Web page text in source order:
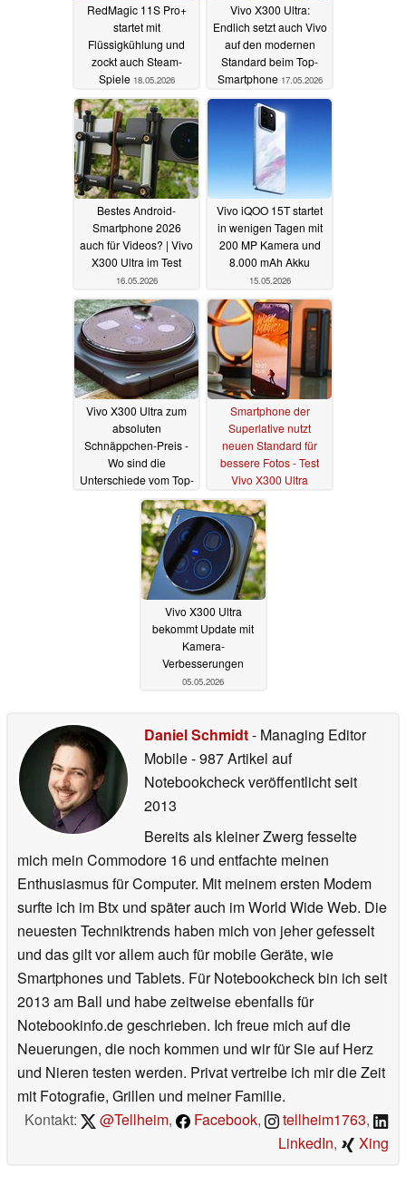
RedMagic 11S Pro+
startet mit
Flüssigkühlung und
zockt auch Steam-
Spiele 18.05.2026
Vivo X300 Ultra:
Endlich setzt auch Vivo
auf den modernen
Standard beim Top-
Smartphone 17.05.2026
Bestes Android-
Smartphone 2026
auch für Videos? | Vivo
X300 Ultra im Test
16.05.2026
Vivo iQOO 15T startet
in wenigen Tagen mit
200 MP Kamera und
8.000 mAh Akku
15.05.2026
Vivo X300 Ultra zum
absoluten
Schnäppchen-Preis -
Wo sind die
Unterschiede vom Top-
Smartphone beim
14.05.2026
Smartphone der
Superlative nutzt
neuen Standard für
bessere Fotos - Test
Vivo X300 Ultra
13.05.2026
Vivo X300 Ultra
bekommt Update mit
Kamera-
Verbesserungen
05.05.2026
Daniel Schmidt- Managing Editor
Mobile- 987 Artikel auf
Notebookcheck veröffentlichtseit
2013
Bereits als kleiner Zwerg fesselte
mich mein Commodore 16 und entfachte meinen
Enthusiasmus für Computer. Mit meinem ersten Modem
surfte ich im Btx und später auch im World Wide Web. Die
neuesten Techniktrends haben mich von jeher gefesselt
und das gilt vor allem auch für mobile Geräte, wie
Smartphones und Tablets. Für Notebookcheck bin ich seit
2013 am Ball und habe zeitweise ebenfalls für
Notebookinfo.de geschrieben. Ich freue mich auf die
Neuerungen, die noch kommen und wir für Sie auf Herz
und Nieren testen werden. Privat vertreibe ich mir die Zeit
mit Fotografie, Grillen und meiner Familie.
Kontakt:
@Tellheim, Facebook, tellheim1763,
LinkedIn, Xing